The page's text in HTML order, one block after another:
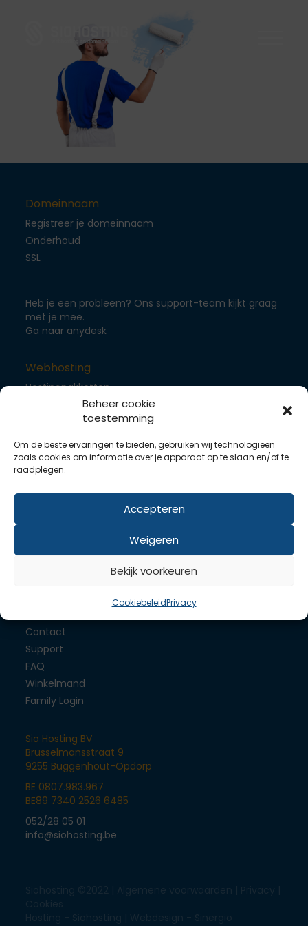
Beheer cookie
toestemming
Om de beste ervaringen te bieden, gebruiken wij technologieën
zoals cookies om informatie over je apparaat op te slaan en/of te
raadplegen.
Accepteren
Weigeren
Bekijk voorkeuren
CookiebeleidPrivacy
Domeinnaam
Onderhoud
Ssl Certificaten
Webhosting
Webhosting
Onderhoud
WordPress
Joomla
Dedicated server
VPS Componenten
Support
Support
Blog
FAQ
Contact
Login
Domeinnaam
Registreer je domeinnaam
Onderhoud
SSL
Heb je een probleem? Ons support-team kijkt graag
met je mee.
Ga naar anydesk
Webhosting
Hostingpakketten
Reseller accounts
WordPress hosting
Joomla hosting
VPS componenten
Contact
Support
FAQ
Winkelmand
Family Login
Sio Hosting BV
Brusselmansstraat 9
9255 Buggenhout-Opdorp
BE 0807.983.967
BE89 7340 2526 6485
052/28 05 01
info@siohosting.be